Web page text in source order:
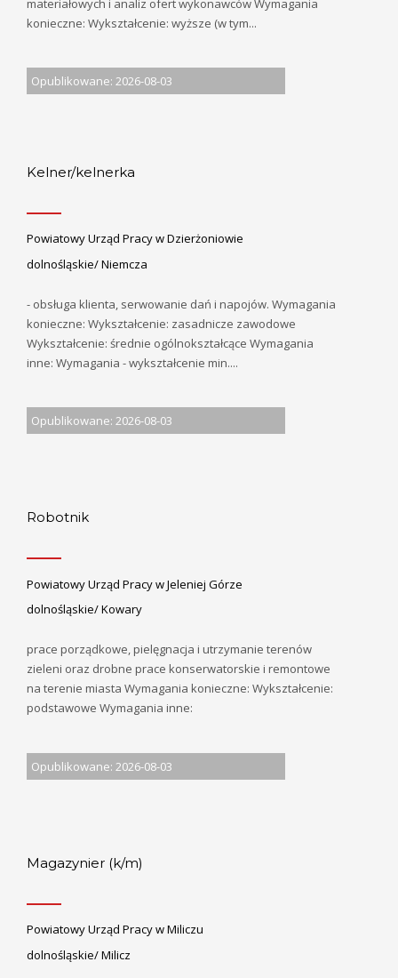
materiałowych i analiz ofert wykonawców Wymagania
konieczne: Wykształcenie: wyższe (w tym...
Opublikowane: 2026-08-03
Kelner/kelnerka
Powiatowy Urząd Pracy w Dzierżoniowie
dolnośląskie/ Niemcza
- obsługa klienta, serwowanie dań i napojów. Wymagania
konieczne: Wykształcenie: zasadnicze zawodowe
Wykształcenie: średnie ogólnokształcące Wymagania
inne: Wymagania - wykształcenie min....
Opublikowane: 2026-08-03
Robotnik
Powiatowy Urząd Pracy w Jeleniej Górze
dolnośląskie/ Kowary
prace porządkowe, pielęgnacja i utrzymanie terenów
zieleni oraz drobne prace konserwatorskie i remontowe
na terenie miasta Wymagania konieczne: Wykształcenie:
podstawowe Wymagania inne:
Opublikowane: 2026-08-03
Magazynier (k/m)
Powiatowy Urząd Pracy w Miliczu
dolnośląskie/ Milicz